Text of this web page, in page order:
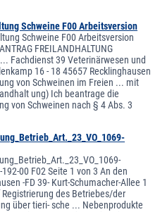
Schweine F00 Arbeitsversion
Schweine F00 Arbeitsversion
FREILANDHALTUNG
Fachdienst 39 Veterinärwesen und
16 - 18 45657 Recklinghausen
von Schweinen im Freien ... mit
ung) Ich beantrage die
von Schweinen nach § 4 Abs. 3
00 F02 Seite 1 von 3 An den
-FD 39- Kurt-Schumacher-Allee 1
des Betriebes/der
über tieri- sche ... Nebenprodukte